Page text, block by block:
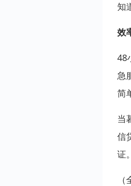
知
效
48
急
简
当
信
证